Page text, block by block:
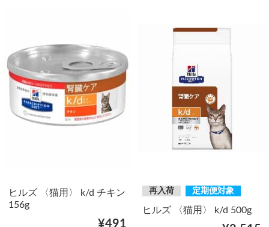
ヒルズ 〈猫用〉 k/d チキン
156g
¥491
再入荷 定期便対象
ヒルズ 〈猫用〉 k/d 500g